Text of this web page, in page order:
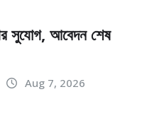
সুযোগ, আবেদন শেষ
Aug 7, 2026